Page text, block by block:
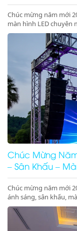
Chúc mừng năm mới
màn hình LED chuyên
tại Phan Thiết, Ninh
Chúc Mừng
– Sân Khấu –
Ninh Thuận
Chúc mừng năm mới
ánh sáng, sân khấu,
khánh thành, động thổ
tốt – chuyên nghiệp –